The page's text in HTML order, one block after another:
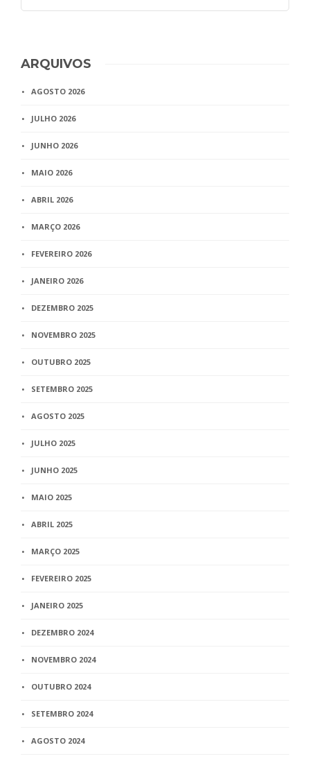
ARQUIVOS
AGOSTO 2026
JULHO 2026
JUNHO 2026
MAIO 2026
ABRIL 2026
MARÇO 2026
FEVEREIRO 2026
JANEIRO 2026
DEZEMBRO 2025
NOVEMBRO 2025
OUTUBRO 2025
SETEMBRO 2025
AGOSTO 2025
JULHO 2025
JUNHO 2025
MAIO 2025
ABRIL 2025
MARÇO 2025
FEVEREIRO 2025
JANEIRO 2025
DEZEMBRO 2024
NOVEMBRO 2024
OUTUBRO 2024
SETEMBRO 2024
AGOSTO 2024